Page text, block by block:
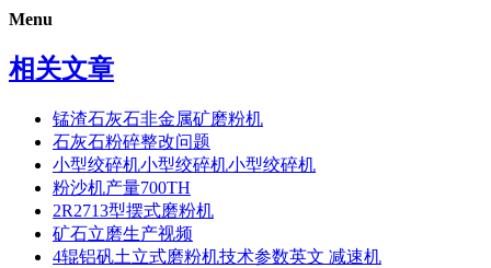
Menu
相关文章
锰渣石灰石非金属矿磨粉机
石灰石粉碎整改问题
小型绞碎机小型绞碎机小型绞碎机
粉沙机产量700TH
2R2713型摆式磨粉机
矿石立磨生产视频
4辊铝矾土立式磨粉机技术参数英文 减速机